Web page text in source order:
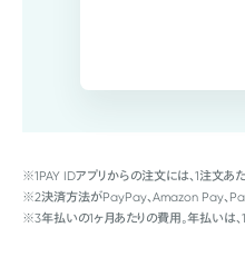
※1PAY IDアプリからの注文には、1注文あ
※2決済方法がPayPay、Amazon Pay、
※3年払いの1ヶ月あたりの費用。年払いは、